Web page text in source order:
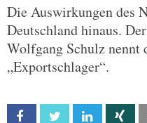
Die Auswirkungen des
Deutschland hinaus.
Wolfgang Schulz nennt
„Exportschlager“.
Facebook Twitter Linkedin